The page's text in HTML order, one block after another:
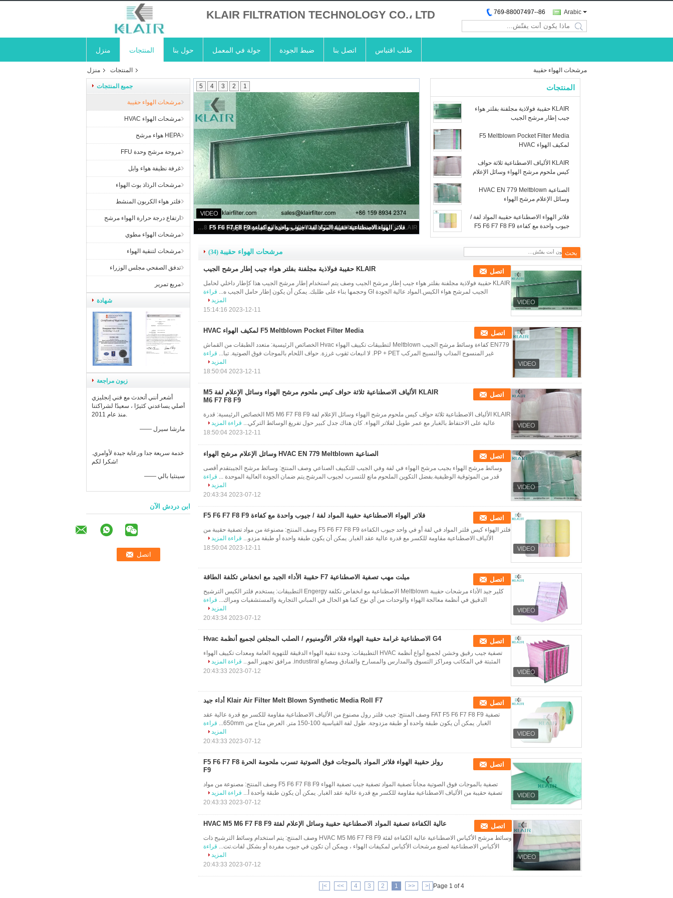
KLAIR FILTRATION TECHNOLOGY CO.، LTD Arabic
86--769-88007497
search
منزل المنتجات حول بنا جولة في المعمل ضبط الجودة اتصل بنا طلب اقتباس
منزل المنتجات مرشحات الهواء حقيبة
جميع المنتجات
مرشحات الهواء حقيبة
مرشحات الهواء HVAC
HEPA هواء مرشح
مروحة مرشح وحدة FFU
غرفة نظيفة هواء وابل
مرشحات الرذاذ بوث الهواء
فلتر هواء الكربون المنشط
ارتفاع درجة حرارة الهواء مرشح
مرشحات الهواء مطوي
مرشحات لتنقية الهواء
تدفق الصفحي مجلس الوزراء
مربع تمرير
شهادة
زبون مراجعة
أشعر أنني أتحدث مع فني إنجليزي
أصلي يساعدني كثيرًا ، سعيدًا لشراكتنا
منذ عام 2011.
—— مارشا سيرل
خدمة سريعة جدا ورعاية جيدة لأوامري.
شكرا لكم!
—— سينثيا بالي
ابن دردش الآن
KLAIR حقيبة فولاذية مجلفنة بفلتر هواء جيب إطار مرشح الجيب
F5 Meltblown Pocket Filter Media لمكيف الهواء HVAC KLAIR الألياف الاصطناعية ثلاثة حواف كيس ملحوم مرشح الهواء وسائل الإعلام لفة M5 M6 F7 F8 F9 الصناعية HVAC EN 779 Meltblown وسائل الإعلام مرشح الهواء
فلاتر الهواء الاصطناعية حقيبة المواد لفة / جيوب واحدة مع كفاءة F5 F6 F7 F8 F9
1
2
3
4
5 المنتجات
KLAIR حقيبة فولاذية مجلفنة بفلتر هواء
جيب إطار مرشح الجيب
F5 Meltblown Pocket Filter Media
لمكيف الهواء HVAC
KLAIR الألياف الاصطناعية ثلاثة حواف
كيس ملحوم مرشح الهواء وسائل الإعلام
الصناعية HVAC EN 779 Meltblown
وسائل الإعلام مرشح الهواء
فلاتر الهواء الاصطناعية حقيبة المواد لفة /
جيوب واحدة مع كفاءة F5 F6 F7 F8 F9
مرشحات الهواء حقيبة (34)
KLAIR حقيبة فولاذية مجلفنة بفلتر هواء جيب إطار مرشح الجيب اتصل
KLAIR حقيبة فولاذية مجلفنة بفلتر هواء جيب إطار مرشح الجيب وصف يتم استخدام إطار مرشح الجيب هذا كإطار داخلي لحامل
الجيب لمرشح هواء الكيس.المواد عالية الجودة GI وحجمها بناء على طلبك. يمكن أن يكون إطار حامل الجيب ه...
قراءة
المزيد
2023-12-11 15:14:16
F5 Meltblown Pocket Filter Media لمكيف الهواء HVAC اتصل
EN779 كفاءة وسائط مرشح الجيب Meltblown لتطبيقات تكييف الهواء Hvac الخصائص الرئيسية: متعدد الطبقات من القماش
غير المنسوج المذاب والنسيج المركب PP + PET. لا انبعاث ثقوب غرزة. حواف اللحام بالموجات فوق الصوتية. تبا...
قراءة
المزيد
2023-12-11 18:50:04
KLAIR الألياف الاصطناعية ثلاثة حواف كيس ملحوم مرشح الهواء وسائل الإعلام لفة M5
M6 F7 F8 F9
اتصل
KLAIR الألياف الاصطناعية ثلاثة حواف كيس ملحوم مرشح الهواء وسائل الإعلام لفة M5 M6 F7 F8 F9 الخصائص الرئيسية: قدرة
عالية على الاحتفاظ بالغبار مع عمر طويل لفلاتر الهواء. كان هناك جدل كبير حول تفريغ الوسائط التركي... قراءة المزيد
2023-12-11 18:50:04
الصناعية HVAC EN 779 Meltblown وسائل الإعلام مرشح الهواء اتصل
وسائط مرشح الهواء بجيب مرشح الهواء في لفة وفي الجيب للتكييف الصناعي وصف المنتج: وسائط مرشح الجيبتقدم أقصى
قدر من الموثوقية الوظيفية.بفضل التكوين الملحوم مانع للتسرب لجيوب المرشح.يتم ضمان الجودة العالية الموحدة ... قراءة
المزيد
2023-07-12 20:43:34
فلاتر الهواء الاصطناعية حقيبة المواد لفة / جيوب واحدة مع كفاءة F5 F6 F7 F8 F9 اتصل
فلتر الهواء كيس فلتر المواد في لفة أو في واحد جيوب الكفاءة F5 F6 F7 F8 F9 وصف المنتج: مصنوعة من مواد تصفية حقيبة من
الألياف الاصطناعية مقاومة للكسر مع قدرة عالية عقد الغبار. يمكن أن يكون طبقة واحدة أو طبقة مزدو... قراءة المزيد
2023-12-11 18:50:04
ميلت مهب تصفية الاصطناعية F7 حقيبة الأداء الجيد مع انخفاض تكلفة الطاقة اتصل
كلير جيد الأداء مرشحات حقيبة Meltblown الاصطناعية مع انخفاض تكلفة Engergy التطبيقات: يستخدم فلتر الكيس الترشيح
الدقيق في أنظمة معالجة الهواء والوحدات من أي نوع كما هو الحال في المباني التجارية والمستشفيات ومراك... قراءة
المزيد
2023-07-12 20:43:34
G4 الاصطناعية غرامة حقيبة الهواء فلاتر الألومنيوم / الصلب المجلفن لجميع أنظمة Hvac اتصل
تصفية جيب رقيق وخشن لجميع أنواع أنظمة HVAC التطبيقات: وحدة تنقية الهواء الدقيقة للتهوية العامة ومعدات تكييف الهواء
المثبتة في المكاتب ومراكز التسوق والمدارس والمسارح والفنادق ومصانع industiral. مرافق تجهيز المو...
قراءة المزيد
2023-07-12 20:43:33
Klair Air Filter Melt Blown Synthetic Media Roll F7 أداء جيد اتصل
تصفية FAT F5 F6 F7 F8 F9 وصف المنتج: جيب فلتر رول مصنوع من الألياف الاصطناعية مقاومة للكسر مع قدرة عالية عقد
الغبار. يمكن أن يكون طبقة واحدة أو طبقة مزدوجة. طول لفة القياسية 100-150 متر. العرض متاح من 650mm...
قراءة
المزيد
2023-07-12 20:43:33
رولز حقيبة الهواء فلاتر المواد بالموجات فوق الصوتية تسرب ملحومة الحرة F5 F6 F7 F8
F9
اتصل
تصفية بالموجات فوق الصوتية مجاناً تصفية المواد تصفية جيب تصفية الهواء F5 F6 F7 F8 F9 وصف المنتج: مصنوعة من مواد
تصفية حقيبة من الألياف الاصطناعية مقاومة للكسر مع قدرة عالية عقد الغبار. يمكن أن يكون طبقة واحدة أ... قراءة المزيد
2023-07-12 20:43:33
عالية الكفاءة تصفية المواد الاصطناعية حقيبة وسائل الإعلام لفئة HVAC M5 M6 F7 F8 F9 اتصل
وسائط مرشح الأكياس الاصطناعية عالية الكفاءة لفئة HVAC M5 M6 F7 F8 F9 وصف المنتج: يتم استخدام وسائط الترشيح ذات
الأكياس الاصطناعية لصنع مرشحات الأكياس لمكيفات الهواء ، ويمكن أن تكون في جيوب مفردة أو بشكل لفات.تت... قراءة
المزيد
2023-07-12 20:43:33
Page 1 of 4
|<
<<
1
2
3
4
>>
>|